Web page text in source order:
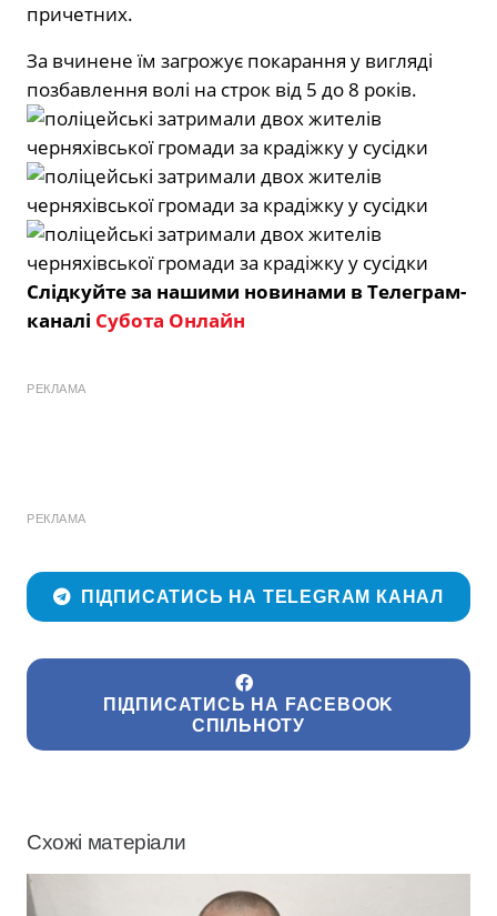
причетних.
За вчинене їм загрожує покарання у вигляді
позбавлення волі на строк від 5 до 8 років.
Слідкуйте за нашими новинами в Телеграм-
каналі Субота Онлайн
РЕКЛАМА
РЕКЛАМА
ПІДПИСАТИСЬ НА TELEGRAM КАНАЛ
ПІДПИСАТИСЬ НА FACEBOOK
СПІЛЬНОТУ
Схожі матеріали